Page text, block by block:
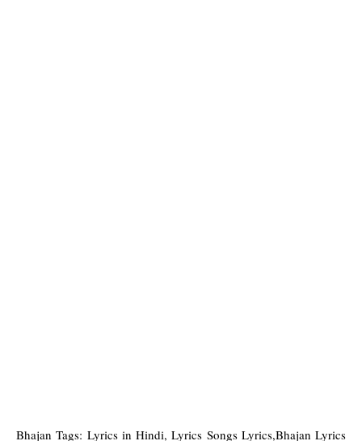
Bhajan Tags: Lyrics in Hindi, Lyrics Songs Lyrics,Bhajan Lyrics